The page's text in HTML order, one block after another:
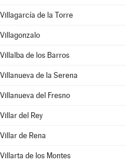
Villagarcía de la Torre
Villagonzalo
Villalba de los Barros
Villanueva de la Serena
Villanueva del Fresno
Villar del Rey
Villar de Rena
Villarta de los Montes